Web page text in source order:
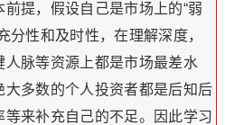
提，假设自己是市场上的“弱
分性和及时性，在理解深度，
脉等资源上都是市场最差水
多数的个人投资者都是后知后
来补充自己的不足。因此学习